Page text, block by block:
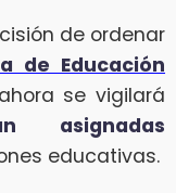
de ordenar
de Educación
se vigilará
asignadas
educativas.